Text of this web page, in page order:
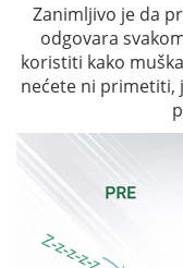
Zanimljivo je da
odgovara
koristiti kako
nećete ni primetiti,